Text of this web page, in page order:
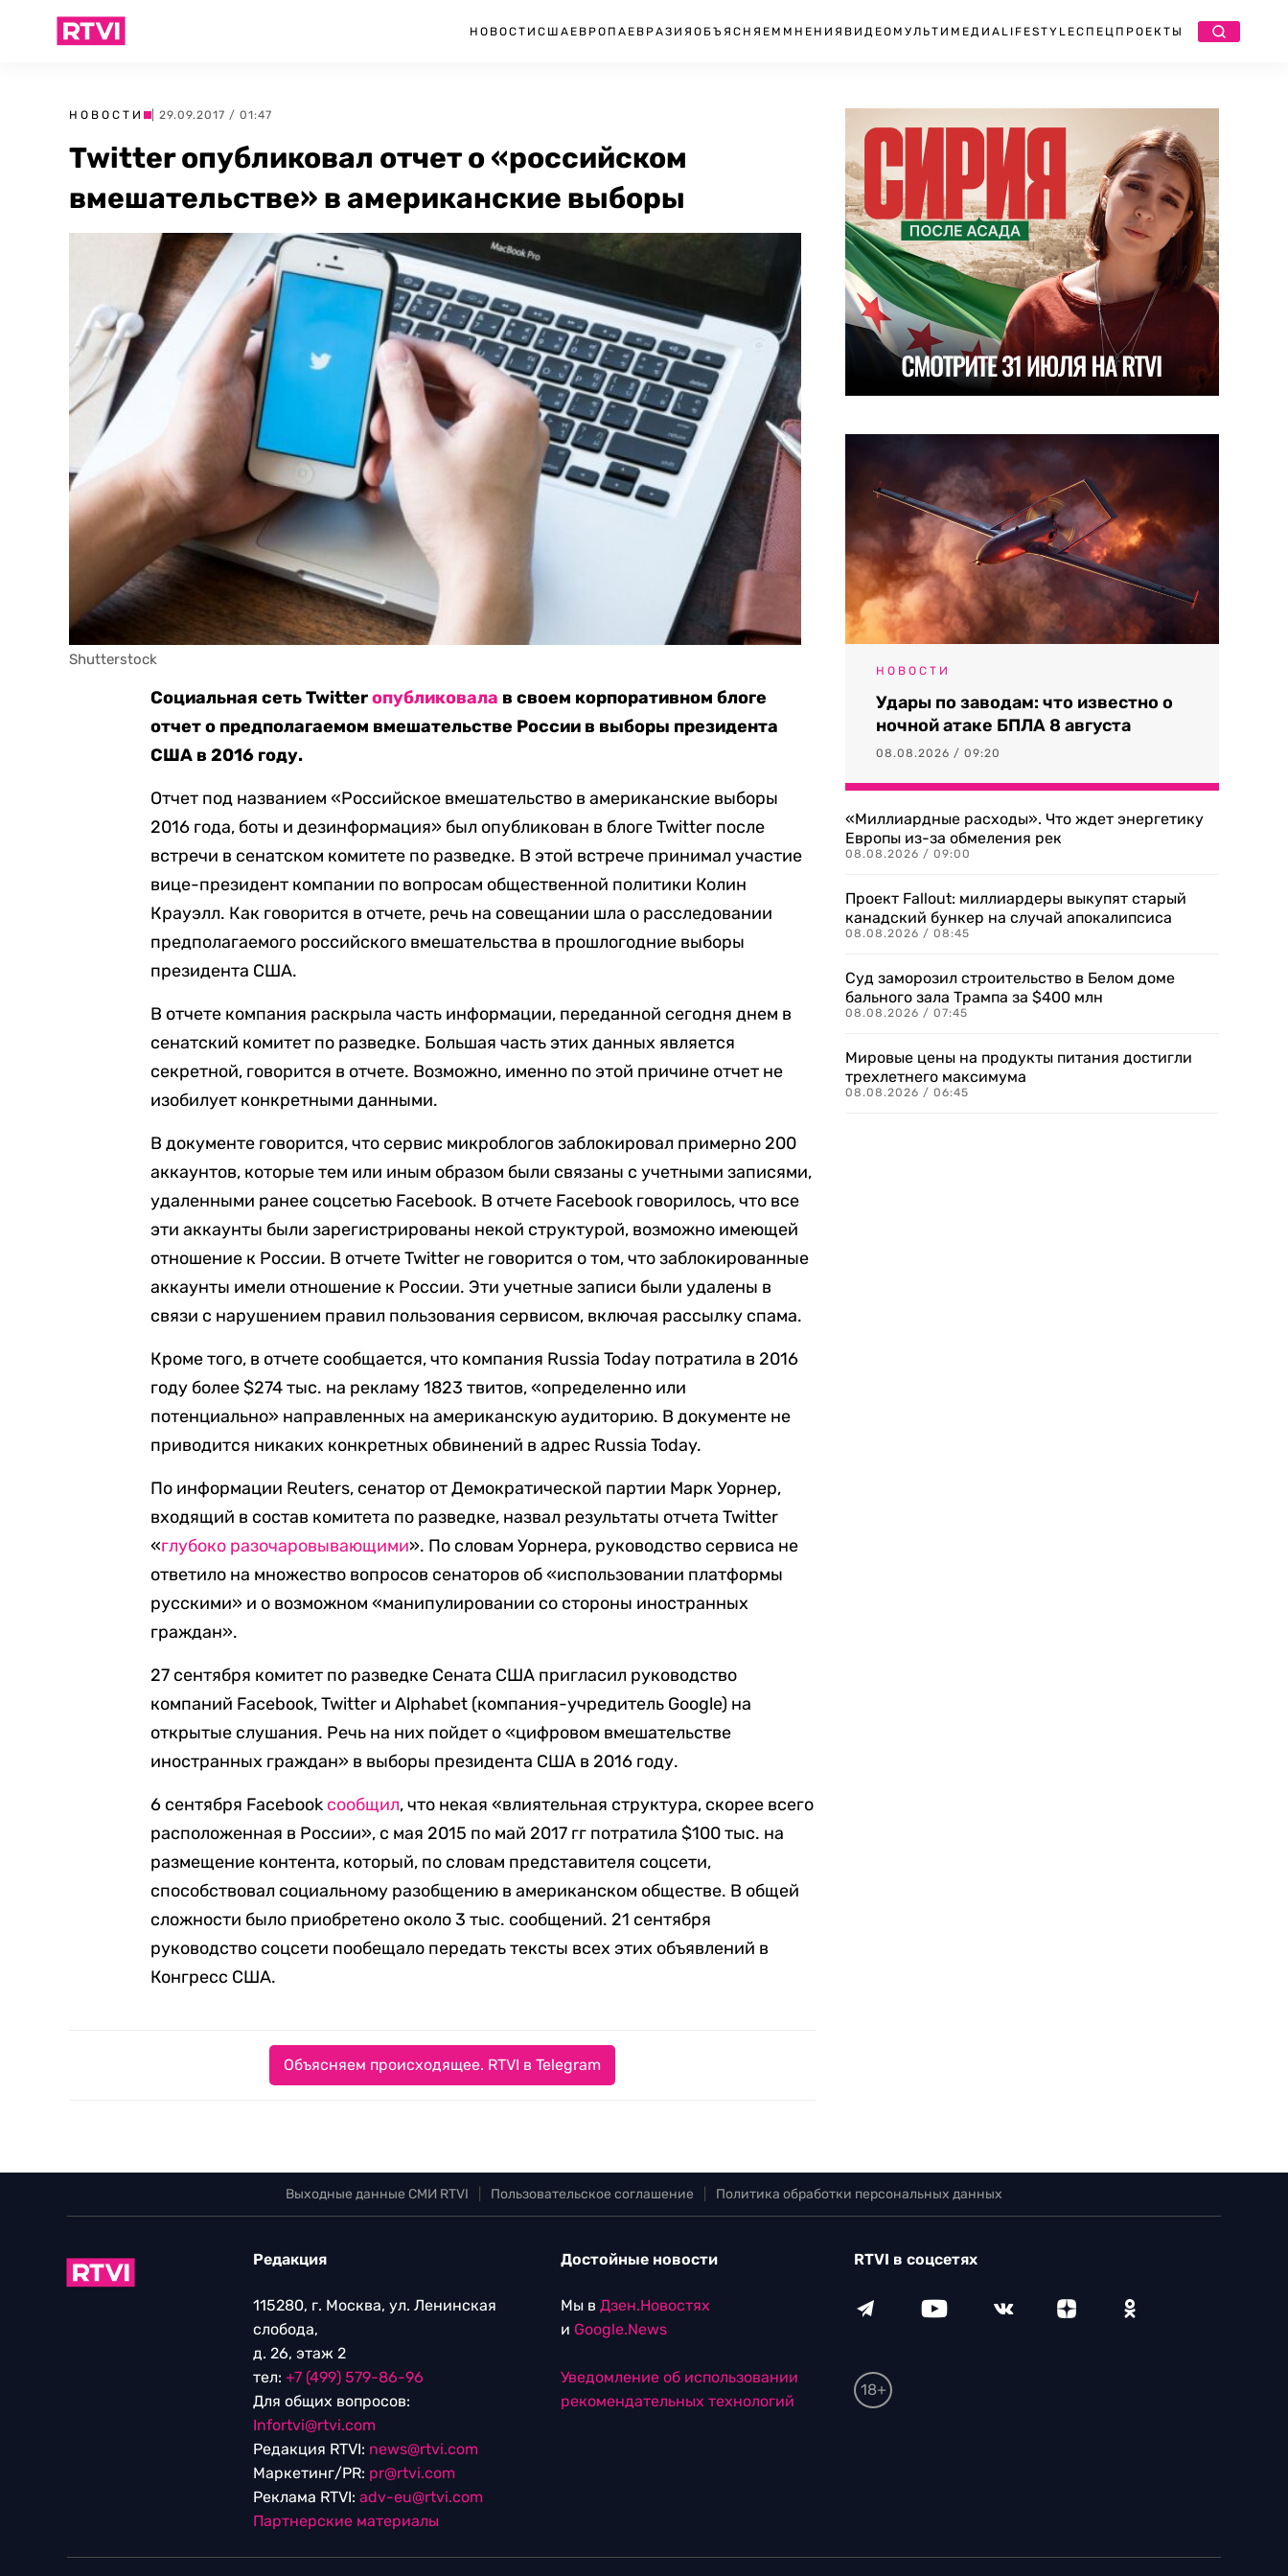
НОВОСТИ США ЕВРОПА ЕВРАЗИЯ ОБЪЯСНЯЕМ МНЕНИЯ ВИДЕО МУЛЬТИМЕДИА LIFESTYLEСПЕЦПРОЕКТЫ
НОВОСТИ | 29.09.2017 / 01:47
Twitter опубликовал отчет о «российском
вмешательстве» в американские выборы
Shutterstock
Социальная сеть Twitterопубликовала в своем корпоративном блоге
отчет о предполагаемом вмешательстве России в выборы президента
США в 2016 году.
Отчет под названием «Российское вмешательство в американские выборы
2016 года, боты и дезинформация» был опубликован в блоге Twitter после
встречи в сенатском комитете по разведке. В этой встрече принимал участие
вице-президент компании по вопросам общественной политики Колин
Крауэлл. Как говорится в отчете, речь на совещании шла о расследовании
предполагаемого российского вмешательства в прошлогодние выборы
президента США.
В отчете компания раскрыла часть информации, переданной сегодня днем в
сенатский комитет по разведке. Большая часть этих данных является
секретной, говорится в отчете. Возможно, именно по этой причине отчет не
изобилует конкретными данными.
В документе говорится, что сервис микроблогов заблокировал примерно 200
аккаунтов, которые тем или иным образом были связаны с учетными записями,
удаленными ранее соцсетью Facebook. В отчете Facebook говорилось, что все
эти аккаунты были зарегистрированы некой структурой, возможно имеющей
отношение к России. В отчете Twitter не говорится о том, что заблокированные
аккаунты имели отношение к России. Эти учетные записи были удалены в
связи с нарушением правил пользования сервисом, включая рассылку спама.
Кроме того, в отчете сообщается, что компания Russia Today потратила в 2016
году более $274 тыс. на рекламу 1823 твитов, «определенно или
потенциально» направленных на американскую аудиторию. В документе не
приводится никаких конкретных обвинений в адрес Russia Today.
По информации Reuters, сенатор от Демократической партии Марк Уорнер,
входящий в состав комитета по разведке, назвал результаты отчета Twitter
«глубоко разочаровывающими». По словам Уорнера, руководство сервиса не
ответило на множество вопросов сенаторов об «использовании платформы
русскими» и о возможном «манипулировании со стороны иностранных
граждан».
27 сентября комитет по разведке Сената США пригласил руководство
компаний Facebook, Twitter и Alphabet (компания-учредитель Google) на
открытые слушания. Речь на них пойдет о «цифровом вмешательстве
иностранных граждан» в выборы президента США в 2016 году.
6 сентября Facebook сообщил, что некая «влиятельная структура, скорее всего
расположенная в России», с мая 2015 по май 2017 гг потратила $100 тыс. на
размещение контента, который, по словам представителя соцсети,
способствовал социальному разобщению в американском обществе. В общей
сложности было приобретено около 3 тыс. сообщений. 21 сентября
руководство соцсети пообещало передать тексты всех этих объявлений в
Конгресс США.
Объясняем происходящее. RTVI в Telegram
НОВОСТИ
Удары по заводам: что известно о
ночной атаке БПЛА 8 августа
08.08.2026 / 09:20
«Миллиардные расходы». Что ждет энергетику
Европы из-за обмеления рек
08.08.2026 / 09:00
Проект Fallout: миллиардеры выкупят старый
канадский бункер на случай апокалипсиса
08.08.2026 / 08:45
Суд заморозил строительство в Белом доме
бального зала Трампа за $400 млн
08.08.2026 / 07:45
Мировые цены на продукты питания достигли
трехлетнего максимума
08.08.2026 / 06:45
Выходные данные СМИ RTVI Пользовательское соглашение Политика обработки персональных данных
Редакция
115280, г. Москва, ул. Ленинская
слобода,
д. 26, этаж 2
тел: +7 (499) 579-86-96
Для общих вопросов:
Infortvi@rtvi.com
Редакция RTVI: news@rtvi.com
Маркетинг/PR: pr@rtvi.com
Реклама RTVI: adv-eu@rtvi.com
Партнерские материалы
Достойные новости
Мы в Дзен.Новостях
и Google.News
Уведомление об использовании
рекомендательных технологий
RTVI в соцсетях
18+